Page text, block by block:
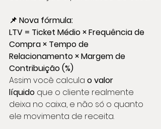
📌 Nova fórmula:
LTV = Ticket Médio × Frequência de
Compra × Tempo de
Relacionamento × Margem de
Contribuição (%)
Assim você calcula o valor
líquido que o cliente realmente
deixa no caixa, e não só o quanto
ele movimenta de receita.